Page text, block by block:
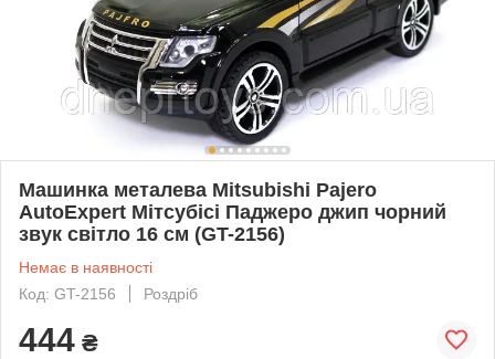
Машинка металева Mitsubishi Pajero
AutoExpert Мітсубісі Паджеро джип чорний
звук світло 16 см (GT-2156)
Немає в наявності
Код: GT-2156
Роздріб
444 ₴